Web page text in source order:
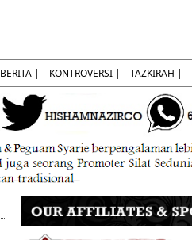
BERITA | KONTROVERSI | TAZKIRAH |